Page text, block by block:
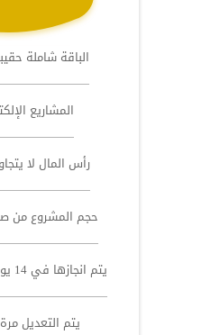
الباقة شاملة
المشاريع
رأس المال لا يتجاوز الـ
حجم المشروع من
يتم انجازها في 14 يوم عمل بحد أقصى
يتم التعديل